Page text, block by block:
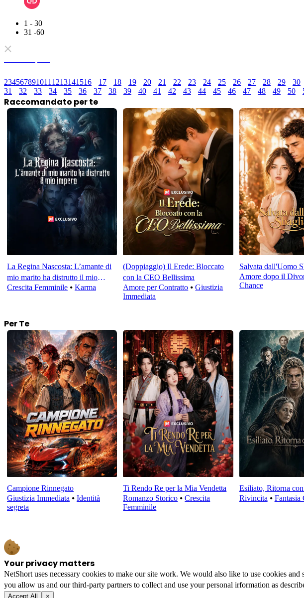
1 - 30
31 -60
234567891011 1213141516 17 18 19 20 21 22 23 24 25 26 27 28 29
30
31
32 33 34 35 36 37 38 39 40 41 42 43 44 45 46 47 48 49 50
Raccomandato per te
La Regina Nascosta: L’amante di
mio marito ha distrutto il mio
impero
Crescita Femminile ⦁ Karma
(Doppiaggio) Il Erede: Bloccato
con la CEO Bellissima
Amore per Contratto ⦁Giustizia
Immediata
Salvata dall'Uomo
Amore dopo il
Chance
Per Te
Campione Rinnegato
Giustizia Immediata ⦁ Identità
segreta
Ti Rendo Re per la Mia Vendetta
Romanzo Storico ⦁Crescita
Femminile
Esiliato, Ritorna
Rivincita ⦁ Fantasia
Your privacy matters
NetShort uses necessary cookies to make our site work. We would also like to use cookies
you allow us and our third-party partners to collect and use your personal irformation as
Accept All ×